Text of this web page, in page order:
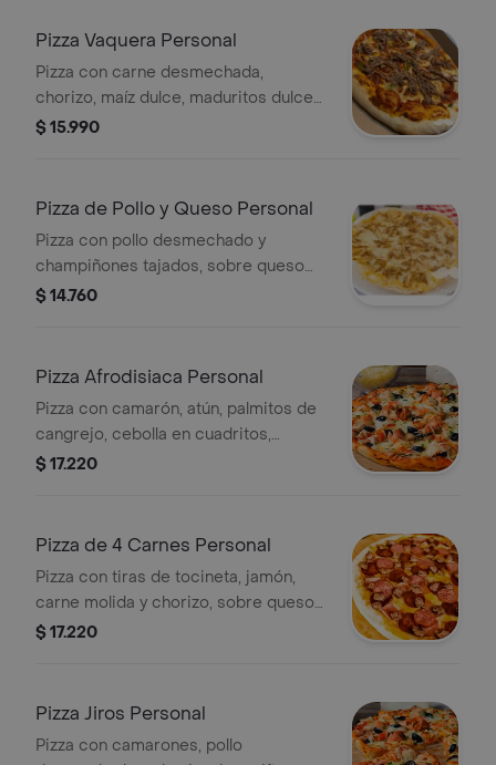
Pizza Vaquera Personal
Pizza con carne desmechada,
chorizo, maíz dulce, maduritos dulces
y queso mozzarella.
$ 15.990
Pizza de Pollo y Queso Personal
Pizza con pollo desmechado y
champiñones tajados, sobre queso
mozzarella de la casa.
$ 14.760
Pizza Afrodisiaca Personal
Pizza con camarón, atún, palmitos de
cangrejo, cebolla en cuadritos,
pimentón en cuadritos y queso
$ 17.220
Pizza de 4 Carnes Personal
Pizza con tiras de tocineta, jamón,
carne molida y chorizo, sobre queso
mozzarella de la casa.
$ 17.220
Pizza Jiros Personal
Pizza con camarones, pollo